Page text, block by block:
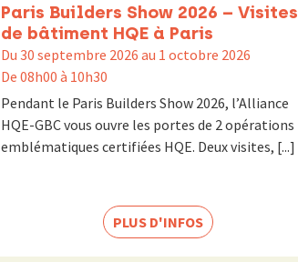
Paris Builders Show 2026 – Visites
de bâtiment HQE à Paris
Du 30 septembre 2026 au 1 octobre 2026
De 08h00 à 10h30
Pendant le Paris Builders Show 2026, l’Alliance
HQE-GBC vous ouvre les portes de 2 opérations
emblématiques certifiées HQE. Deux visites, [...]
PLUS D'INFOS